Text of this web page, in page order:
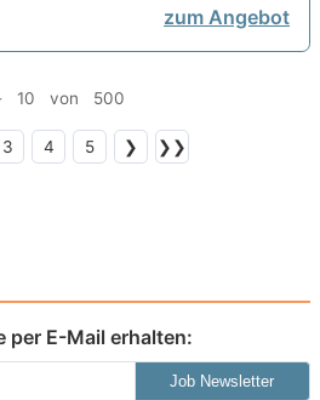
zum Angebot
10 von 500
3 4 5 ❯ ❯❯
per E-Mail erhalten:
Job Newsletter